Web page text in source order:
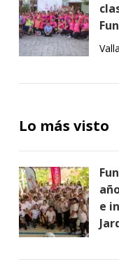
Lo más visto
e